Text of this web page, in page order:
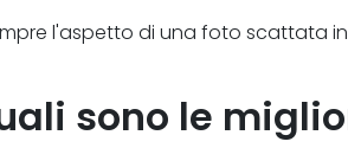
l'aspetto di una foto scattata in
sono le